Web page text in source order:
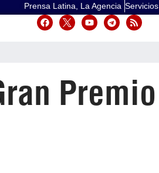
Prensa Latina, La Agencia Servicios
Premio